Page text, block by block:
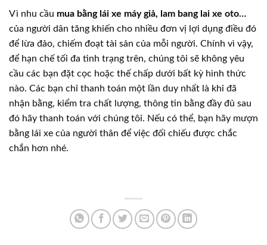
Vì nhu cầu mua bằng lái xe máy giả, lam bang lai xe oto…
của người dân tăng khiến cho nhiều đơn vị lợi dụng điều đó
để lừa đảo, chiếm đoạt tài sản của mỗi người. Chính vì vậy,
để hạn chế tối đa tình trạng trên, chúng tôi sẽ không yêu
cầu các bạn đặt cọc hoặc thế chấp dưới bất kỳ hình thức
nào. Các bạn chỉ thanh toán một lần duy nhất là khi đã
nhận bằng, kiểm tra chất lượng, thông tin bằng đầy đủ sau
đó hãy thanh toán với chúng tôi. Nếu có thể, bạn hãy mượn
bằng lái xe của người thân để việc đối chiếu được chắc
chắn hơn nhé.